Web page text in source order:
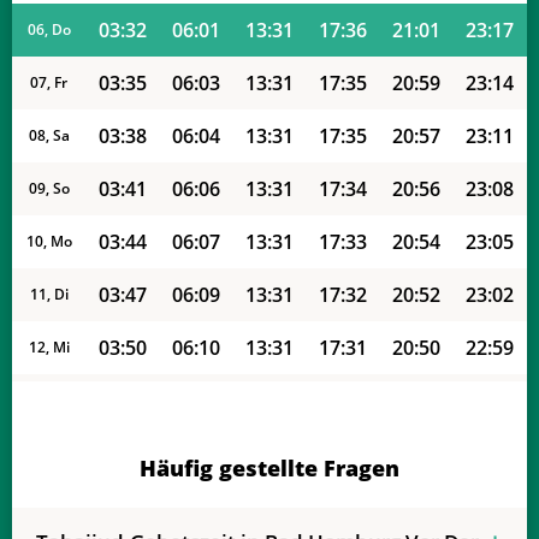
06, Do 03:32 06:01 13:31 17:36 21:01 23:17
07, Fr 03:35 06:03 13:31 17:35 20:59 23:14
08, Sa 03:38 06:04 13:31 17:35 20:57 23:11
09, So 03:41 06:06 13:31 17:34 20:56 23:08
10, Mo 03:44 06:07 13:31 17:33 20:54 23:05
11, Di 03:47 06:09 13:31 17:32 20:52 23:02
12, Mi 03:50 06:10 13:31 17:31 20:50 22:59
06:13 13:30
Häufig gestellte Fragen